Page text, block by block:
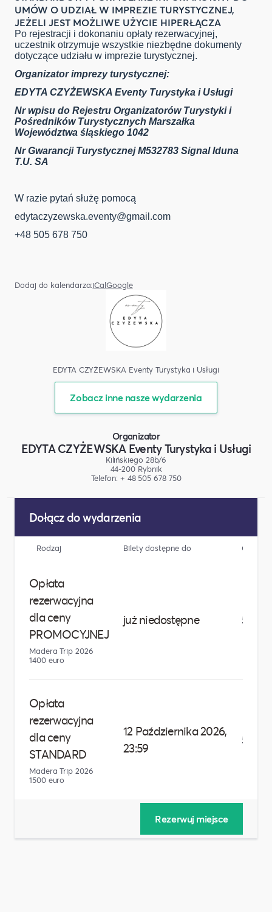
UMÓW O UDZIAŁ W IMPREZIE TURYSTYCZNEJ,
JEŻELI JEST MOŻLIWE UŻYCIE HIPERŁĄCZA
Po rejestracji i dokonaniu opłaty rezerwacyjnej,
uczestnik otrzymuje wszystkie niezbędne dokumenty
dotyczące udziału w imprezie turystycznej.
Organizator imprezy turystycznej:
EDYTA CZYŻEWSKA Eventy Turystyka i Usługi
Nr wpisu do Rejestru Organizatorów Turystykii
Pośredników Turystycznych Marszałka
Województwa śląskiego 1042
Nr Gwarancji Turystycznej M532783 Signal Iduna
T.U. SA
W razie pytań służę pomocą
edytaczyzewska.eventy@gmail.com
+48 505 678 750
Dodaj do kalendarza:iCalGoogle
EDYTA CZYŻEWSKA Eventy Turystyka i Usługi
Zobacz inne nasze wydarzenia
Organizator
EDYTA CZYŻEWSKA Eventy Turystyka i Usługi
Kilińskiego 28b/6
44-200 Rybnik
Telefon: + 48 505 678 750
Dołącz do wydarzenia
Rodzaj Bilety dostępne do Cena
Opłata
rezerwacyjna
dla ceny
PROMOCYJNEJ
Madera Trip 2026
1400 euro
już niedostępne 50,00
Opłata
rezerwacyjna
dla ceny
STANDARD
Madera Trip 2026
1500 euro
12 Października 2026,
23:59
50,00